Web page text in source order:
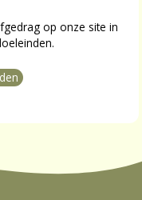
het webinar te
op onze site in